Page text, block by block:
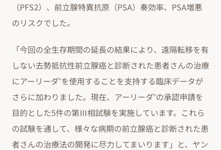
（PFS2）、前立腺特異抗原（PSA）奏効率、PSA増悪
のリスクでした。
「今回の全生存期間の延長の結果により、遠隔転移を有
しない去勢抵抗性前立腺癌と診断された患者さんの治療
にアーリーダ®を使用することを支持する臨床データが
さらに加わりました。現在、アーリーダ®の承認申請を
目的とした5件の第Ⅲ相試験を実施しています。これら
の試験を通して、様々な病期の前立腺癌と診断された患
者さんの治療法の開発に尽力してまいります」と、ヤン